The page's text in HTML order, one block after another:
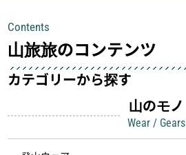
して安全にしてくれます
Contents
山旅旅のコンテンツ
カテゴリーから探す
山のモノ
Wear / Gears